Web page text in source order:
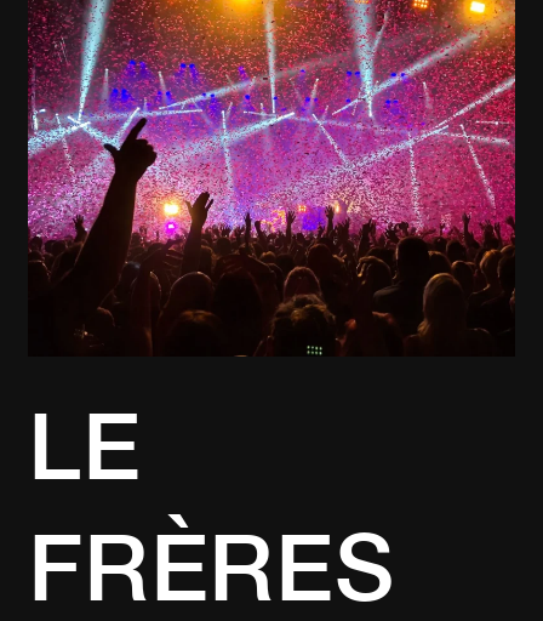
LE
FRÈRES
FRÈRES
DADJU
ET
GIMS
EN
TOURNÉE
COMMUNES
POUR
L’ÉTÉ
2023